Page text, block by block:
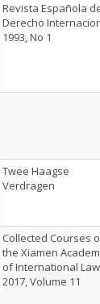
Revista Española
Derecho
1993, No 1
Twee Haagse
Verdragen
Collected Courses
the Xiamen
of International
2017, Volume 11